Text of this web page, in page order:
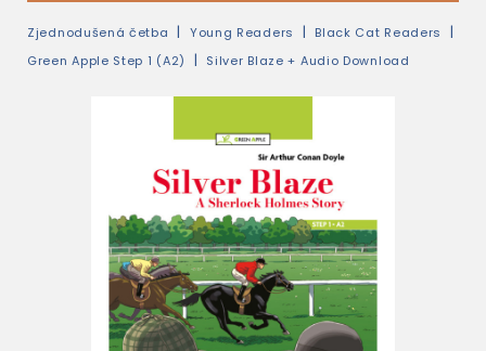
Zjednodušená četba Young Readers
Black Cat Readers
Green Apple Step 1 (A2)
Silver Blaze + Audio Download